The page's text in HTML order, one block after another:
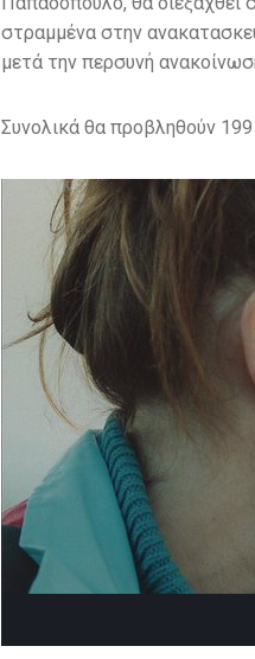
στραμμένα στην
μετά την περσυνή
Συνολικά θα προβληθούν